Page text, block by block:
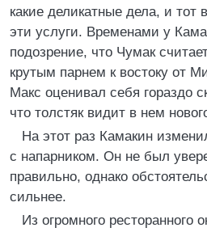
какие деликатные дела, и тот
эти услуги. Временами у
подозрение, что Чумак
крутым парнем к востоку от
Макс оценивал себя гораздо
что толстяк видит в нем
На этот раз Камакин
с напарником. Он не был
правильно, однако
сильнее.
Из огромного ресторанного